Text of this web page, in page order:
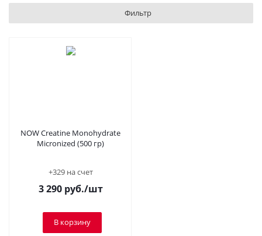
Фильтр
NOW Creatine Monohydrate
Micronized (500 гр)
+329 на счет
3 290руб./шт
В корзину